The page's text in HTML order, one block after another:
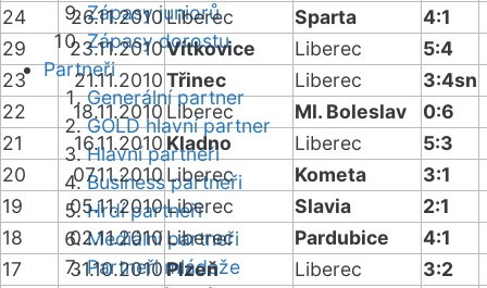
Zápasy juniorů
Zápasy dorostu
Partneři
Generální partner
GOLD hlavní partner
Hlavní partneři
Business partneři
Hrdí partneři
Mediální partneři
Partneři mládeže
24
26.11.2010Liberec Sparta
4:1
29
23.11.2010Vítkovice Liberec
5:4
23
21.11.2010Třinec Liberec
3:4sn
22
18.11.2010 Liberec Ml. Boleslav
0:6
21
16.11.2010 Kladno Liberec
5:3
20
07.11.2010Liberec Kometa
3:1
19
05.11.2010Liberec Slavia
2:1
18
02.11.2010Liberec Pardubice
4:1
17
31.10.2010Plzeň Liberec 3:2